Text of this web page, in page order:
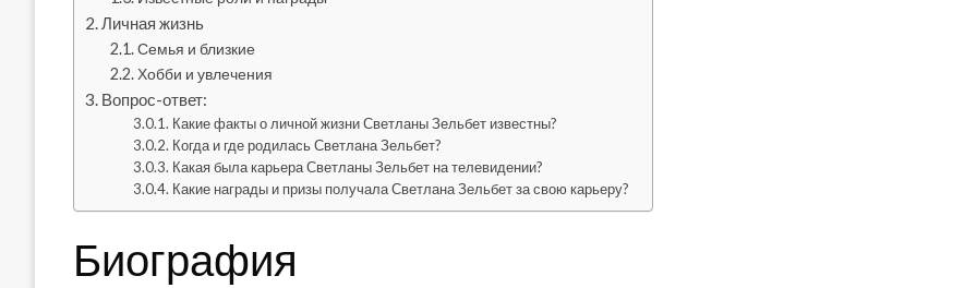
Личная жизнь
Семья и близкие
Хобби и увлечения
Вопрос-ответ:
Какие факты о личной жизни Светланы Зельбет известны?
Когда и где родилась Светлана Зельбет?
Какая была карьера Светланы Зельбет на телевидении?
Какие награды и призы получала Светлана Зельбет за свою карьеру?
Биография